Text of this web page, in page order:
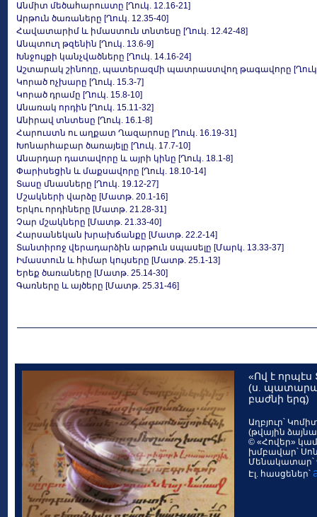
Անմիտ մեծահարուստը [Ղուկ. 12.16-21]
Արթուն ծառաները [Ղուկ. 12.35-40]
Հավատարիմ և իմաստուն տնտեսը [Ղուկ. 12.42-48]
Անպտուղ թզենին [Ղուկ. 13.6-9]
Խնջույքի կանչվածները [Ղուկ. 14.16-24]
Աշտարակ շինողը, պատերազմի պատրաստվող թագավորը [Ղուկ.
Կորած ոչխարը [Ղուկ. 15.3-7]
Կորած դրամը [Ղուկ. 15.8-10]
Անառակ որդին [Ղուկ. 15.11-32]
Անիրավ տնտեսը [Ղուկ. 16.1-8]
Հարուստն ու աղքատ Ղազարոսը [Ղուկ. 16.19-31]
Խոնարհաբար ծառայելը [Ղուկ. 17.7-10]
Անարդար դատավորը և այրի կինը [Ղուկ. 18.1-8]
Փարիսեցին և մաքսավորը [Ղուկ. 18.10-14]
Տասը մնասները [Ղուկ. 19.12-27]
Մշակների վարձը [Մատթ. 20.1-16]
Երկու որդիները [Մատթ. 21.28-31]
Չար մշակները [Մատթ. 21.33-40]
Հարսանեկան խրախճանքը [Մատթ. 22.2-14]
Տանտիրոջ վերադարձին արթուն սպասելը [Մարկ. 13.33-37]
Իմաստուն և հիմար կույսերը [Մատթ. 25.1-13]
Երեք ծառաները [Մատթ. 25.14-30]
Գառները և այծերը [Մատթ. 25.31-46]
«Ով է որպէս
(ս.
բաժնի երգ)
Աղբյուր՝
(թվային
© «Հովեր»
խմբավար՝
Մենակատար՝
Էլ. հասցեներ՝